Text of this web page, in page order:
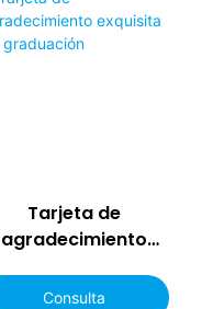
Tarjeta de
agradecimiento
graduación
Consulta